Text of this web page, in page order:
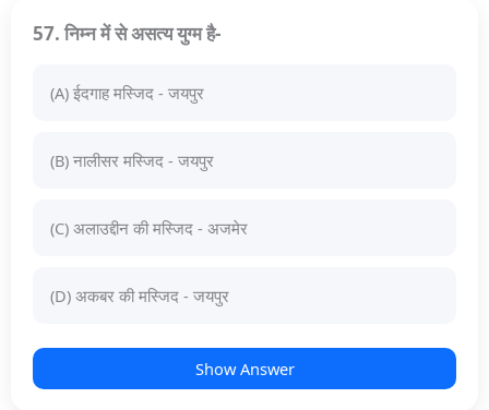
57. निम्न में से असत्य युग्म है-
(A) ईदगाह मस्जिद - जयपुर
(B) नालीसर मस्जिद - जयपुर
(C) अलाउद्दीन की मस्जिद - अजमेर
(D) अकबर की मस्जिद - जयपुर
Show Answer